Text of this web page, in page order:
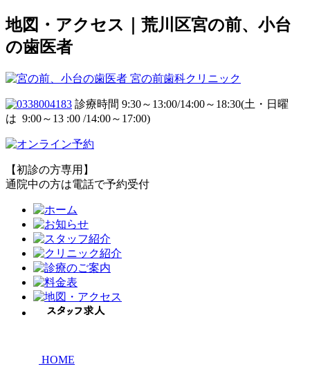
地図・アクセス｜荒川区宮の前、小台
の歯医者
診療時間 9:30～13:00/14:00～18:30(土・日曜
は 9:00～13 :00 /14:00～17:00)
【初診の方専用】
通院中の方は電話で予約受付
HOME